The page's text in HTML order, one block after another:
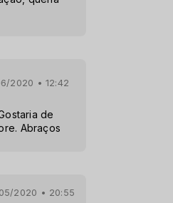
2020 • 12:42
de
Abraços
2020 • 20:55